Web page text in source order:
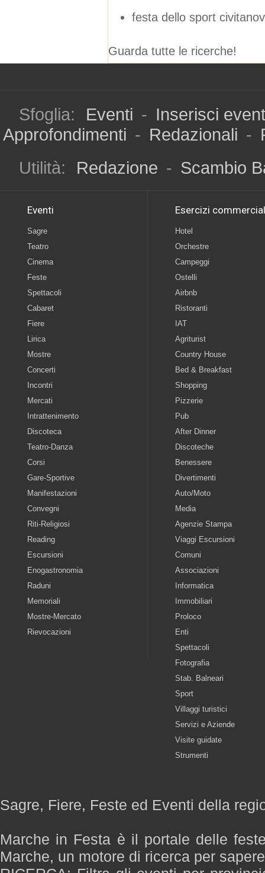
festa dello sport
Guarda tutte le ricerche!
Sfoglia: Eventi - Inserisci
Approfondimenti - Redazionali -
Utilità:
Redazione - Scambio
Eventi
Sagre
Teatro
Cinema
Feste
Spettacoli
Cabaret
Fiere
Lirica
Mostre
Concerti
Incontri
Mercati
Intrattenimento
Discoteca
Teatro-Danza
Corsi
Gare-Sportive
Manifestazioni
Convegni
Riti-Religiosi
Reading
Escursioni
Enogastronomia
Raduni
Memoriali
Mostre-Mercato
Rievocazioni
Esercizi
Hotel
Orchestre
Campeggi
Ostelli
Airbnb
Ristoranti
IAT
Agriturist
Country House
Bed & Breakfast
Shopping
Pizzerie
Pub
After Dinner
Discoteche
Benessere
Divertimenti
Auto/Moto
Media
Agenzie Stampa
Viaggi Escursioni
Comuni
Associazioni
Informatica
Immobiliari
Proloco
Enti
Spettacoli
Fotografia
Stab. Balneari
Sport
Villaggi turistici
Servizi e Aziende
Visite guidate
Strumenti
Sagre, Fiere, Feste ed Eventi della
Marche in Festa è il portale delle
Marche, un motore di ricerca per